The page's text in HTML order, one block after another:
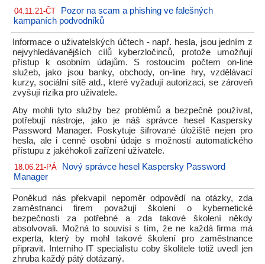
04.11.21-ČT
Pozor na scam a phishing ve falešných
kampaních podvodníků
Informace o uživatelských účtech - např. hesla, jsou jedním z
nejvyhledávanějších cílů kyberzločinců, protože umožňují
přístup k osobním údajům. S rostoucím počtem on-line
služeb, jako jsou banky, obchody, on-line hry, vzdělávací
kurzy, sociální sítě atd., které vyžadují autorizaci, se zároveň
zvyšují rizika pro uživatele.
Aby mohli tyto služby bez problémů a bezpečně používat,
potřebují nástroje, jako je náš správce hesel Kaspersky
Password Manager. Poskytuje šifrované úložiště nejen pro
hesla, ale i cenné osobní údaje s možností automatického
přístupu z jakéhokoli zařízení uživatele.
18.06.21-PÁ
Nový správce hesel Kaspersky Password
Manager
Poněkud nás překvapil nepoměr odpovědí na otázky, zda
zaměstnanci firem považují školení o kybernetické
bezpečnosti za potřebné a zda takové školení někdy
absolvovali. Možná to souvisí s tím, že ne každá firma má
experta, který by mohl takové školení pro zaměstnance
připravit. Interního IT specialistu coby školitele totiž uvedl jen
zhruba každý pátý dotázaný.